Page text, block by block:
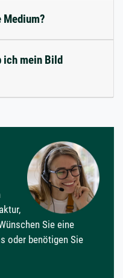
ich mein Bild
Sie eine
oder benötigen Sie